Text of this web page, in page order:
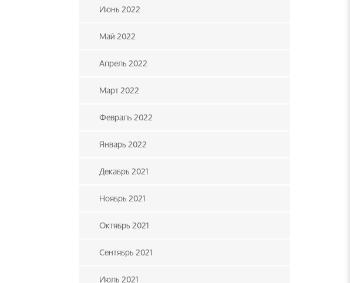
Июнь 2022
Май 2022
Апрель 2022
Март 2022
Февраль 2022
Январь 2022
Декабрь 2021
Ноябрь 2021
Октябрь 2021
Сентябрь 2021
Июль 2021